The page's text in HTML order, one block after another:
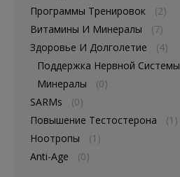
Программы Тренировок
(2)
Витамины И Минералы
(7)
Здоровье И Долголетие
(4)
Поддержка Нервной Системы
Минералы
(0)
SARMs
(0)
Повышение Тестостерона
(1)
Ноотропы
(1)
Anti-Age
(0)